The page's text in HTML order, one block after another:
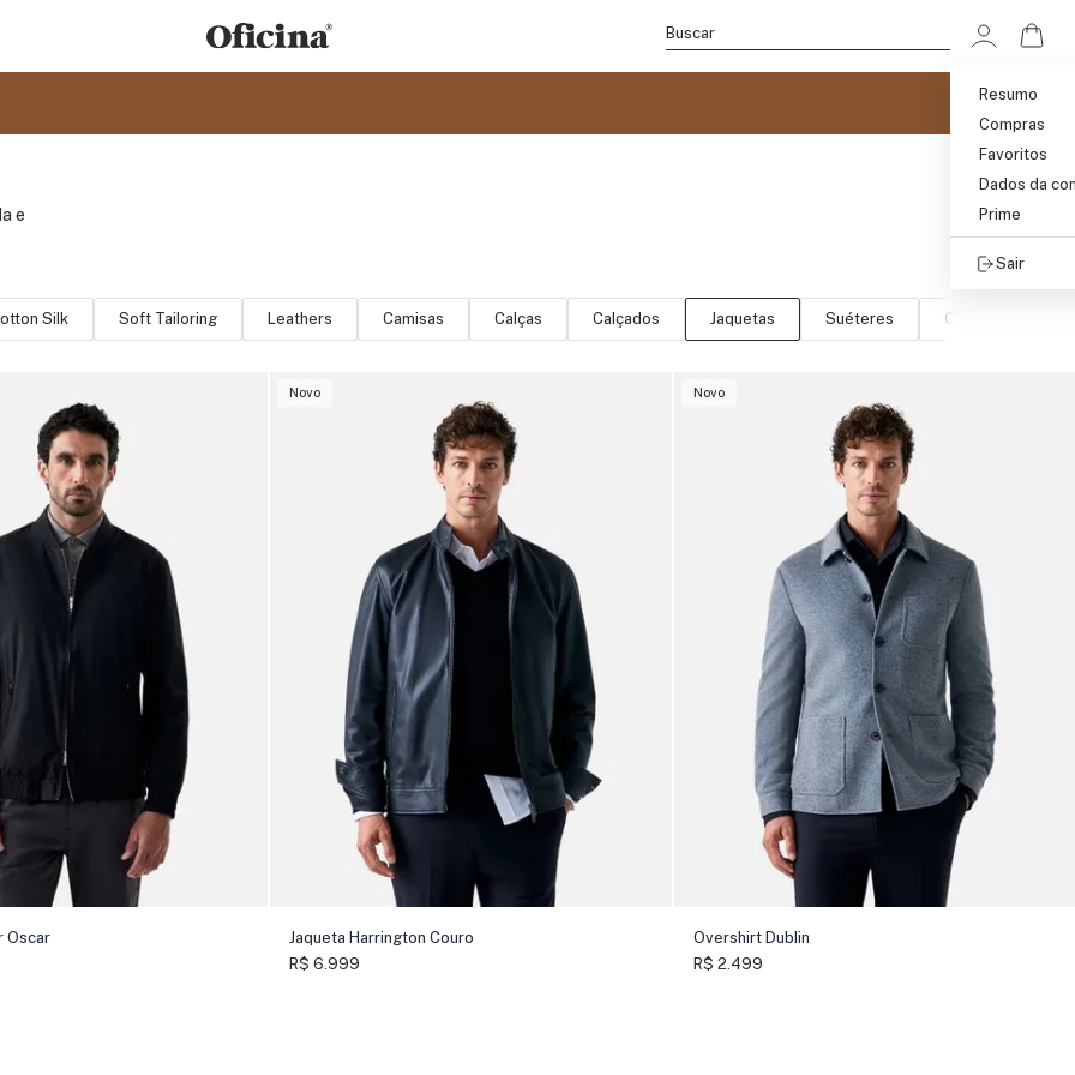
Buscar
Resumo
Compras
Favoritos
Dados da
Prime
Sair
Ir
e
Silk Soft Tailoring Leathers Camisas Calças Calçados Jaquetas Suéteres Camisetas
Oscar
Novo
Jaqueta Harrington Couro
R$ 6.999
Novo
Overshirt Dublin
R$ 2.499